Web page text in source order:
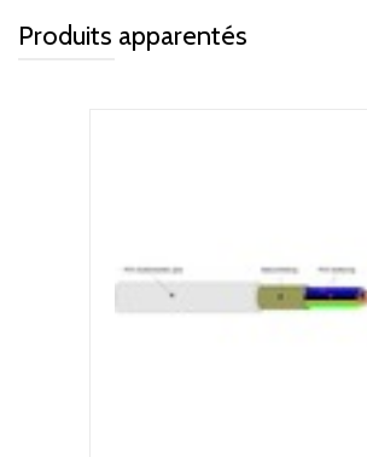
Produits apparentés